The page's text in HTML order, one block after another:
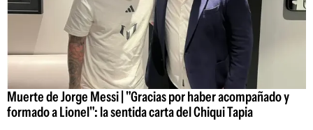
Muerte de Jorge Messi | "Gracias por haber acompañado y
formado a Lionel": la sentida carta del Chiqui Tapia